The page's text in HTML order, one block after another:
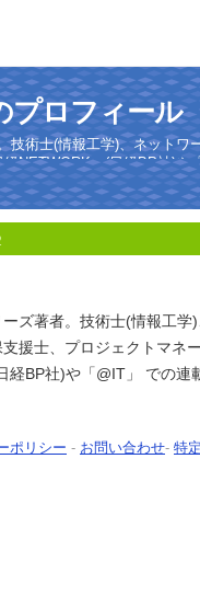
プロフィール
技術士(情報工学)、ネット
経NETWORK』(日経BP社)
ーズ著者。技術士(情報工
援士、プロジェクトマネ
経BP社)や「@IT」 での連
ポリシー - お問い合わせ- 特